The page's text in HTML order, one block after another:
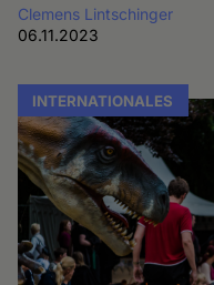
Clemens Lintschinger
06.11.2023
INTERNATIONALES